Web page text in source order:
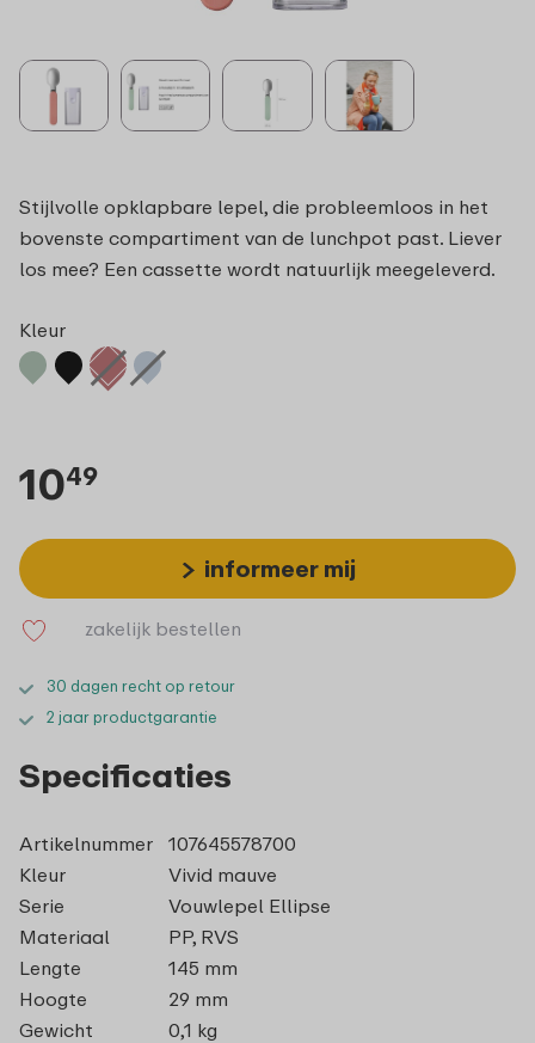
Stijlvolle opklapbare lepel, die probleemloos in het
bovenste compartiment van de lunchpot past. Liever
los mee? Een cassette wordt natuurlijk meegeleverd.
Kleur
1049
informeer mij
zakelijk bestellen
30 dagen recht op retour
2 jaar productgarantie
Specificaties
Artikelnummer
107645578700
Kleur
Vivid mauve
Serie
Vouwlepel Ellipse
Materiaal
PP, RVS
Lengte
145 mm
Hoogte
29 mm
Gewicht
0,1 kg